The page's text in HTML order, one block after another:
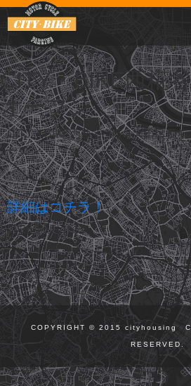
CITY・BIKE西糀
オープン
CITY・BIKE西糀谷第5（大田区西
ープン。
詳細はコチラ！
2026年5月16日
COPYRIGHT © 2015 cityhousing
RESERVED.